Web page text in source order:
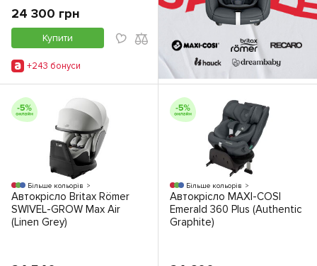
24 300 грн
Купити
+243 бонуси
Більше кольорів
Автокрісло Britax Römer
SWIVEL-GROW Max Air
(Linen Grey)
Більше кольорів
Автокрісло MAXI-COSI
Emerald 360 Plus (Authentic
Graphite)